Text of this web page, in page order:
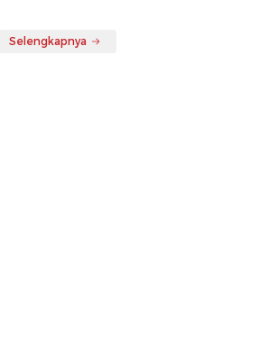
Selengkapnya